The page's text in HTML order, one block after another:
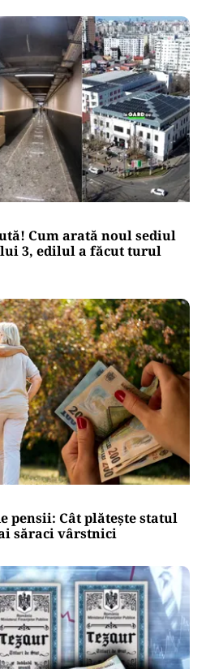
Cum arată noul sediul
3, edilul a făcut turul
pensii: Cât plătește statul
săraci vârstnici